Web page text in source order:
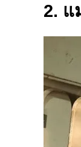
2. แ